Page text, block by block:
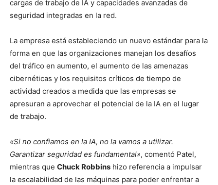
cargas de trabajo de IA y capacidades avanzadas de
seguridad integradas en la red.
La empresa está estableciendo un nuevo estándar para la
forma en que las organizaciones manejan los desafíos
del tráfico en aumento, el aumento de las amenazas
cibernéticas y los requisitos críticos de tiempo de
actividad creados a medida que las empresas se
apresuran a aprovechar el potencial de la IA en el lugar
de trabajo.
«Si no confiamos en la IA, no la vamos a utilizar.
Garantizar seguridad es fundamental», comentó Patel,
mientras que Chuck Robbins hizo referencia a impulsar
la escalabilidad de las máquinas para poder enfrentar a